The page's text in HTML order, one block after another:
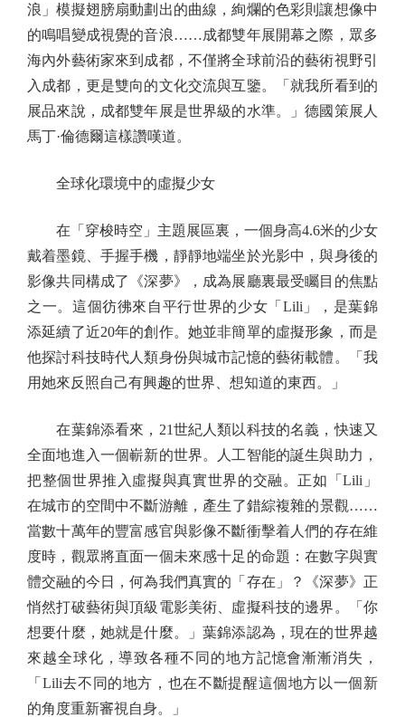
浪」模擬翅膀扇動劃出的曲線，絢爛的色彩則讓想像中
的鳴唱變成視覺的音浪……成都雙年展開幕之際，眾多
海內外藝術家來到成都，不僅將全球前沿的藝術視野引
入成都，更是雙向的文化交流與互鑒。「就我所看到的
展品來說，成都雙年展是世界級的水準。」德國策展人
馬丁·倫德爾這樣讚嘆道。
全球化環境中的虛擬少女
在「穿梭時空」主題展區裏，一個身高4.6米的少女
戴着墨鏡、手握手機，靜靜地端坐於光影中，與身後的
影像共同構成了《深夢》，成為展廳裏最受矚目的焦點
之一。這個彷彿來自平行世界的少女「Lili」，是葉錦
添延續了近20年的創作。她並非簡單的虛擬形象，而是
他探討科技時代人類身份與城市記憶的藝術載體。「我
用她來反照自己有興趣的世界、想知道的東西。」
在葉錦添看來，21世紀人類以科技的名義，快速又
全面地進入一個嶄新的世界。人工智能的誕生與助力，
把整個世界推入虛擬與真實世界的交融。正如「Lili」
在城市的空間中不斷游離，產生了錯綜複雜的景觀……
當數十萬年的豐富感官與影像不斷衝擊着人們的存在維
度時，觀眾將直面一個未來感十足的命題：在數字與實
體交融的今日，何為我們真實的「存在」？《深夢》正
悄然打破藝術與頂級電影美術、虛擬科技的邊界。「你
想要什麼，她就是什麼。」葉錦添認為，現在的世界越
來越全球化，導致各種不同的地方記憶會漸漸消失，
「Lili去不同的地方，也在不斷提醒這個地方以一個新
的角度重新審視自身。」